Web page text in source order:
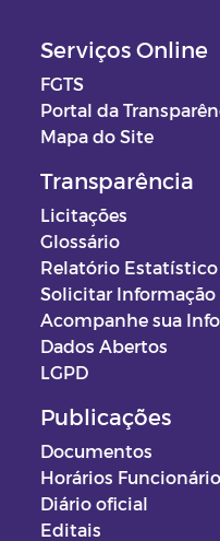
Serviços Online
FGTS
Portal da
Mapa do Site
Transparência
Licitações
Glossário
Relatório Estatístico
Solicitar Informação
Acompanhe sua
Dados Abertos
LGPD
Publicações
Documentos
Horários
Diário oficial
Editais